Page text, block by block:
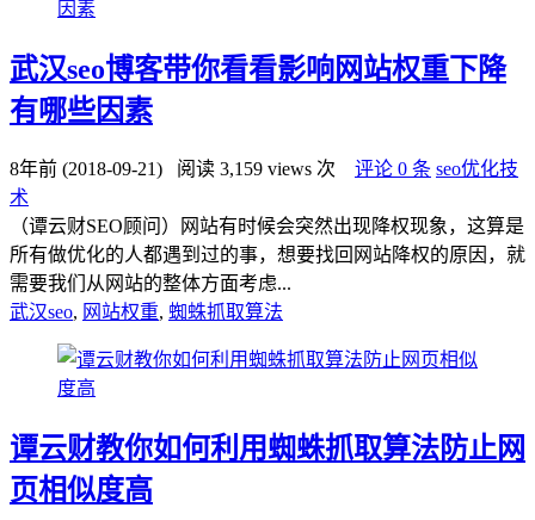
武汉seo博客带你看看影响网站权重下降
有哪些因素
8年前 (2018-09-21) 阅读 3,159 views 次 评论 0 条 seo优化技
术
（谭云财SEO顾问）网站有时候会突然出现降权现象，这算是
所有做优化的人都遇到过的事，想要找回网站降权的原因，就
需要我们从网站的整体方面考虑...
武汉seo, 网站权重, 蜘蛛抓取算法
谭云财教你如何利用蜘蛛抓取算法防止网
页相似度高